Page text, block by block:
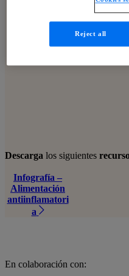
Descarga los siguientes
Infografía –
Alimentación
antiinflamatori
a
En colaboración con:
Reject all